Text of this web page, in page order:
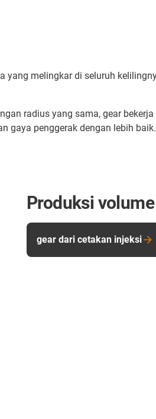
melingkar di seluruh
radius yang sama, gear
gaya penggerak dengan lebih baik.
Produksi
gear dari cetakan injeksi